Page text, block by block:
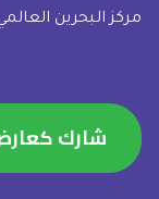
مركز البحرين
شارك